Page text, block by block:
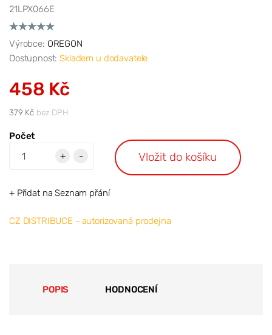
21LPX066E
Výrobce: OREGON
Dostupnost:Skladem u dodavatele
458 Kč
379 Kč bez DPH
Počet
+
- Vložit do košíku
+ Přidat na Seznam přání
CZ DISTRIBUCE - autorizovaná prodejna
POPIS HODNOCENÍ